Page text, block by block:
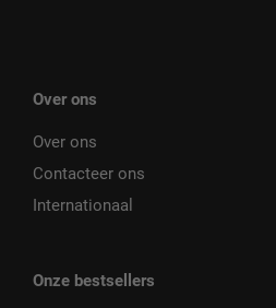
Over ons
Over ons
Contacteer ons
Internationaal
Onze bestsellers